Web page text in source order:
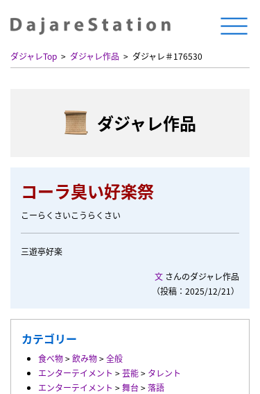
ダジャレTop ダジャレ作品 ダジャレ＃176530
ダジャレ作品
コーラ臭い好楽祭
こーらくさいこうらくさい
三遊亭好楽
文 さんのダジャレ作品
（投稿：2025/12/21）
カテゴリー
食べ物>飲み物>全般
エンターテイメント >芸能> タレント
エンターテイメント >舞台>落語